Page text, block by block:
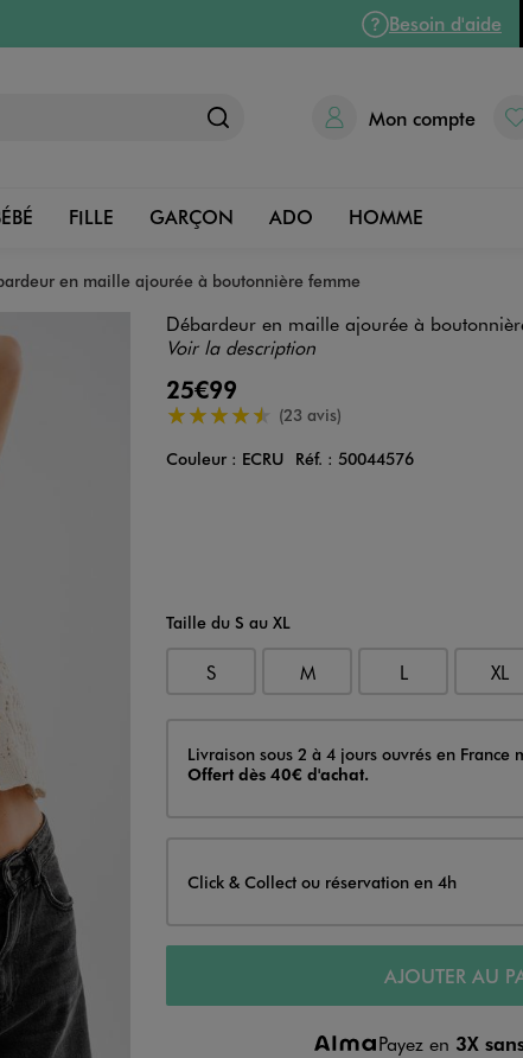
Besoin d'aide
Mon compte
FILLE GARÇON ADO HOMME
en maille ajourée à boutonnière femme
Débardeur en maille ajourée à
Voir la description
25€99
4.5/5 de moyenne
(23 avis)
Couleur
Couleur : ECRU Réf. : 50044576
Taille du S au XL
S M L XL
Livraison
Livraison sous 2 à 4 jours ouvrés en France
Offert dès 40€ d'achat.
Click & Collect ou réservation en 4h
AJOUTER AU
Payez en 3X